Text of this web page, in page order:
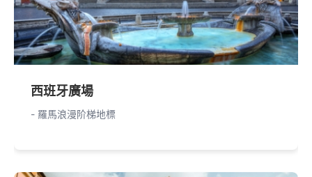
西班牙廣場
- 羅馬浪漫阶梯地標